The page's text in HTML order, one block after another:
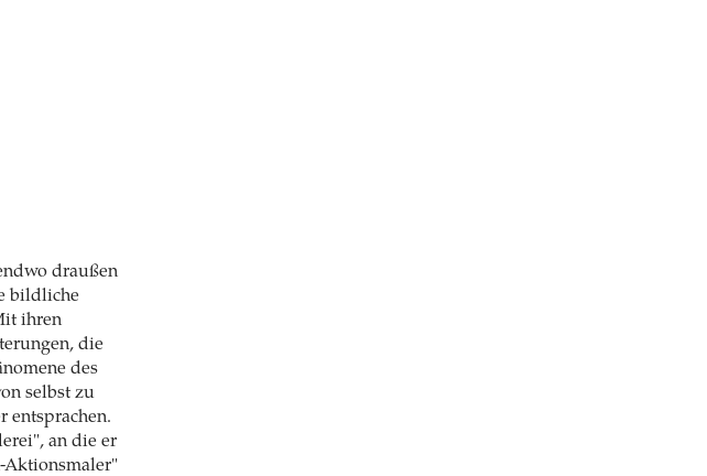
draußen
bildliche
ihren
die
des
selbst zu
entsprachen.
an die er
Aktionsmaler"